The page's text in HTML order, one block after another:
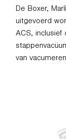
De Boxer,
uitgevoerd
ACS, inclusief
van